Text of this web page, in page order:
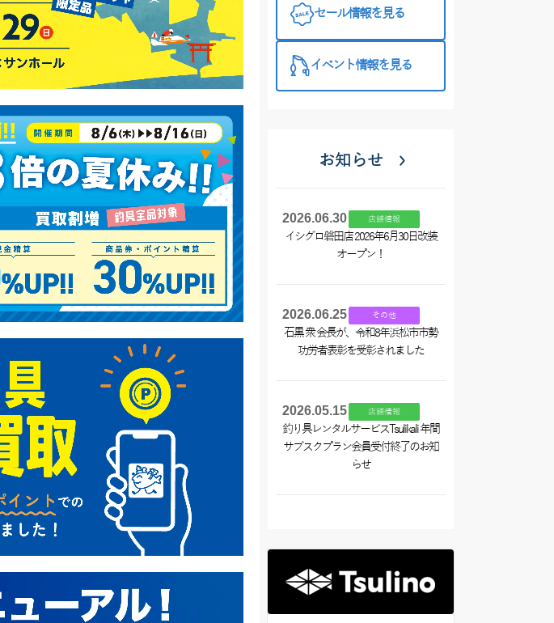
仕掛けがまと
トでお買い
得！
セール情報を見る
イベント情報を見る
お知らせ
2026.06.30 店舗情報
イシグロ磐田店 2026年6月30日改装
オープン！
2026.06.25 その他
石黒 衆 会長が、令和8年浜松市市勢
功労者表彰を受彰されました
2026.05.15 店舗情報
釣り具レンタルサービスTsulikali 年間
サブスクプラン会員受付終了のお知
らせ